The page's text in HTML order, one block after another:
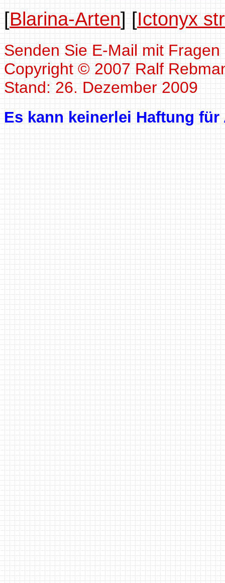
[Blarina-Arten] [Ictonyx
Senden Sie E-Mail mit
Copyright © 2007 Ralf
Stand: 26. Dezember 2009
Es kann keinerlei Haftung